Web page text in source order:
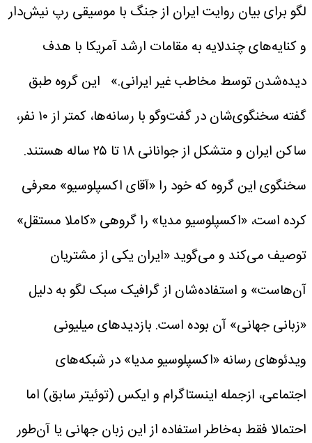
لگو برای بیان روایت ایران از جنگ با موسیقی رپ نیش‌دار
و کنایه‌های چندلایه به مقامات ارشد آمریکا با هدف
دیده‌شدن توسط مخاطب غیر ایرانی.» این گروه طبق
گفته سخنگوی‌شان در گفت‌وگو با رسانه‌ها، کمتر از ۱۰ نفر،
ساکن ایران و متشکل از جوانانی ۱۸ تا ۲۵ ساله هستند.
سخنگوی این گروه که خود را «آقای اکسپلوسیو» معرفی
کرده است، «اکسپلوسیو مدیا» را گروهی «کاملا مستقل»
توصیف می‌کند و می‌گوید «ایران یکی از مشتریان
آن‌هاست» و استفاده‌شان از گرافیک سبک لگو به دلیل
«زبانی جهانی» آن بوده است. بازدیدهای میلیونی
ویدئوهای رسانه «اکسپلوسیو مدیا» در شبکه‌های
اجتماعی، ازجمله اینستاگرام و ایکس (توئیتر سابق) اما
احتمالا فقط به‌خاطر استفاده از این زبان جهانی یا آن‌طور